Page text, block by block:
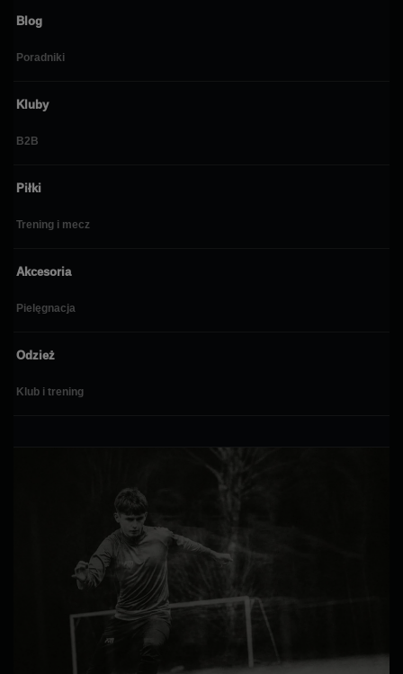
Blog
Poradniki
Kluby
B2B
Piłki
Trening i mecz
Akcesoria
Pielęgnacja
Odzież
Klub i trening